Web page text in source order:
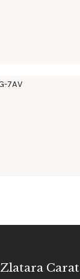
Zlatara Carat